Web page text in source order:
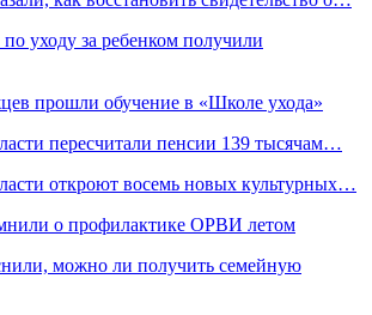
уходу за ребенком получили
прошли обучение в «Школе ухода»
пересчитали пенсии 139 тысячам…
откроют восемь новых культурных…
о профилактике ОРВИ летом
можно ли получить семейную